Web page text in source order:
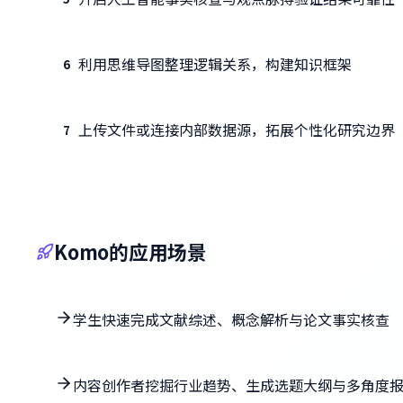
6 利用思维导图整理逻辑关系，构建知识框架
7 上传文件或连接内部数据源，拓展个性化研究边界
Komo的应用场景
学生快速完成文献综述、概念解析与论文事实核查
内容创作者挖掘行业趋势、生成选题大纲与多角度